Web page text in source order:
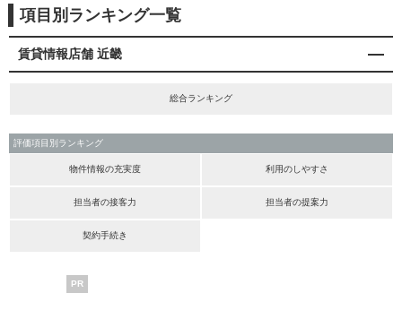
項目別ランキング一覧
賃貸情報店舗 近畿
総合ランキング
評価項目別ランキング
物件情報の充実度 利用のしやすさ
担当者の接客力 担当者の提案力
契約手続き
PR